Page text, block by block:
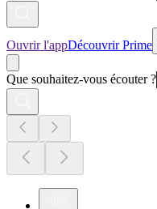
Ouvrir l'appDécouvrir Prime
Que souhaitez-vous écouter ?